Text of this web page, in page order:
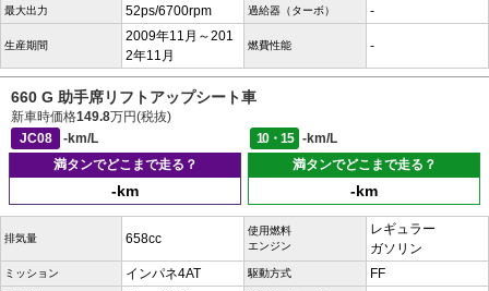
最大出力 52ps/6700rpm 過給器（ターボ） -
生産期間
2009年11月～201
2年11月
燃費性能 -
660 G 助手席リフトアップシート車
新車時価格149.8万円(税抜)
JC08
-km/L 10・15
-km/L
満タンでどこまで走る？
-km
満タンでどこまで走る？
-km
排気量 658cc
使用燃料
エンジン
レギュラー
ガソリン
ミッション インパネ4AT 駆動方式 FF